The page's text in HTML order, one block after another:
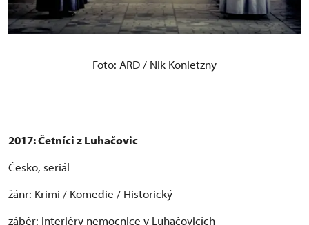
Foto: ARD / Nik Konietzny
2017:Četníci z Luhačovic
Česko, seriál
žánr: Krimi / Komedie / Historický
záběr: interiéry nemocnice v Luhačovicích